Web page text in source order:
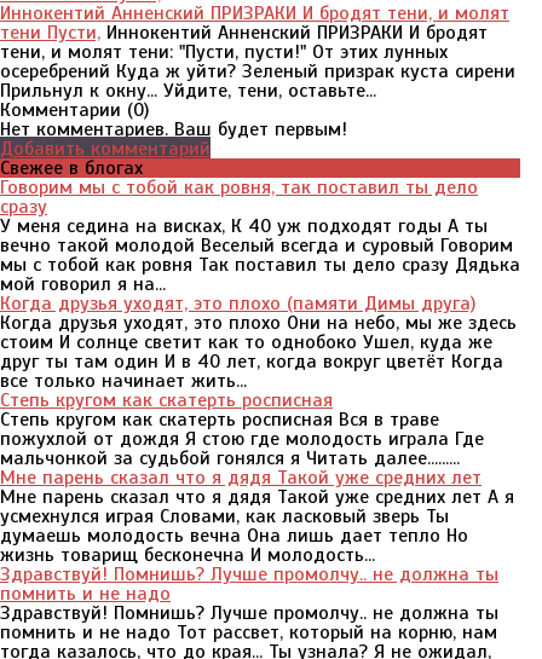
Иннокентий Анненский ПРИЗРАКИ И бродят тени, и молят
тени Пусти, Иннокентий Анненский ПРИЗРАКИ И бродят
тени, и молят тени: "Пусти, пусти!" От этих лунных
осеребрений Куда ж уйти? Зеленый призрак куста сирени
Прильнул к окну... Уйдите, тени, оставьте...
Комментарии (0)
Нет комментариев. Ваш будет первым!
Добавить комментарий
Свежее в блогах
Говорим мы с тобой как ровня, так поставил ты дело
сразу
У меня седина на висках, К 40 уж подходят годы А ты
вечно такой молодой Веселый всегда и суровый Говорим
мы с тобой как ровня Так поставил ты дело сразу Дядька
мой говорил я на...
Когда друзья уходят, это плохо (памяти Димы друга)
Когда друзья уходят, это плохо Они на небо, мы же здесь
стоим И солнце светит как то однобоко Ушел, куда же
друг ты там один И в 40 лет, когда вокруг цветёт Когда
все только начинает жить...
Степь кругом как скатерть росписная
Степь кругом как скатерть росписная Вся в траве
пожухлой от дождя Я стою где молодость играла Где
мальчонкой за судьбой гонялся я Читать далее.........
Мне парень сказал что я дядя Такой уже средних лет
Мне парень сказал что я дядя Такой уже средних лет А я
усмехнулся играя Словами, как ласковый зверь Ты
думаешь молодость вечна Она лишь дает тепло Но
жизнь товарищ бесконечна И молодость...
Здравствуй! Помнишь? Лучше промолчу.. не должна ты
помнить и не надо
Здравствуй! Помнишь? Лучше промолчу.. не должна ты
помнить и не надо Тот рассвет, который на корню, нам
тогда казалось, что до края... Ты узнала? Я не ожидал,